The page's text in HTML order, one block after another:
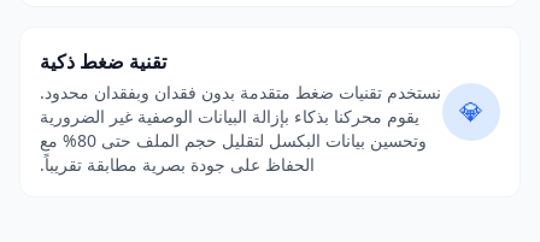
💎
تقنية ضغط ذكية
نستخدم تقنيات ضغط متقدمة بدون فقدان وبفقدان محدود.
يقوم محركنا بذكاء بإزالة البيانات الوصفية غير الضرورية
وتحسين بيانات البكسل لتقليل حجم الملف حتى 80% مع
الحفاظ على جودة بصرية مطابقة تقريباً.